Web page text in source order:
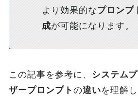
より効果的なプロンプ
成が可能になります。
この記事を参考に、 システム
ザープロンプト の違いを理解